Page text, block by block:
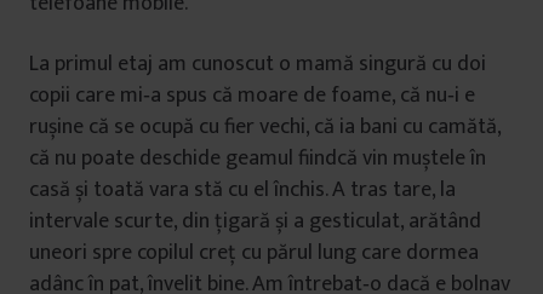
La primul etaj am cunoscut o mamă singură cu doi
copii care mi‑a spus că moare de foame, că nu‑i e
rușine că se ocupă cu fier vechi, că ia bani cu camătă,
că nu poate deschide geamul fiindcă vin muștele în
casă și toată vara stă cu el închis. A tras tare, la
intervale scurte, din țigară și a gesticulat, arătând
uneori spre copilul creț cu părul lung care dormea
adânc în pat, învelit bine. Am întrebat‑o dacă e bolnav